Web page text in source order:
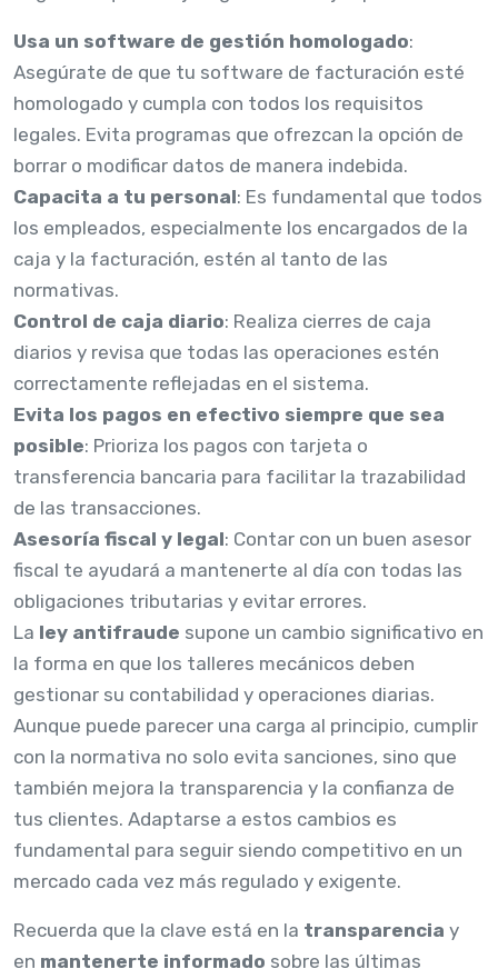
Usa un software de gestión homologado:
Asegúrate de que tu software de facturación esté
homologado y cumpla con todos los requisitos
legales. Evita programas que ofrezcan la opción de
borrar o modificar datos de manera indebida.
Capacita a tu personal: Es fundamental que todos
los empleados, especialmente los encargados de la
caja y la facturación, estén al tanto de las
normativas.
Control de caja diario: Realiza cierres de caja
diarios y revisa que todas las operaciones estén
correctamente reflejadas en el sistema.
Evita los pagos en efectivo siempre que sea
posible: Prioriza los pagos con tarjeta o
transferencia bancaria para facilitar la trazabilidad
de las transacciones.
Asesoría fiscal y legal: Contar con un buen asesor
fiscal te ayudará a mantenerte al día con todas las
obligaciones tributarias y evitar errores.
La ley antifraude supone un cambio significativo en
la forma en que los talleres mecánicos deben
gestionar su contabilidad y operaciones diarias.
Aunque puede parecer una carga al principio, cumplir
con la normativa no solo evita sanciones, sino que
también mejora la transparencia y la confianza de
tus clientes. Adaptarse a estos cambios es
fundamental para seguir siendo competitivo en un
mercado cada vez más regulado y exigente.
Recuerda que la clave está en la transparencia y
en mantenerte informado sobre las últimas